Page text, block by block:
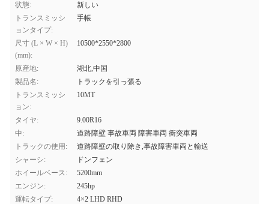
状態:
新しい
トランスミッシ
ョンタイプ:
手帳
尺寸 (L × W × H)
(mm):
10500*2550*2800
原産地:
湖北,中国
製品名:
トラックを引っ張る
トランスミッシ
ョン:
10MT
タイヤ:
9.00R16
中:
道路障壁 事故車両 障害車両 衝突車両
トラックの使用:
道路障壁の取り除き,事故障害車両と輸送
シャーシ:
ドンフェン
ホイールベース:
5200mm
エンジン:
245hp
運転タイプ:
4×2 LHD RHD